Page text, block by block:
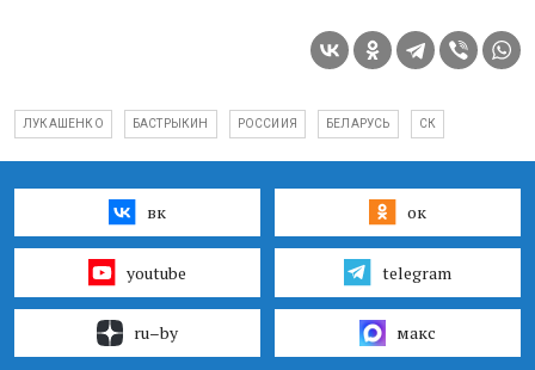
ЛУКАШЕНКО БАСТРЫКИН РОССИИЯ БЕЛАРУСЬ СК
вк ок
youtube telegram
ru–by макс